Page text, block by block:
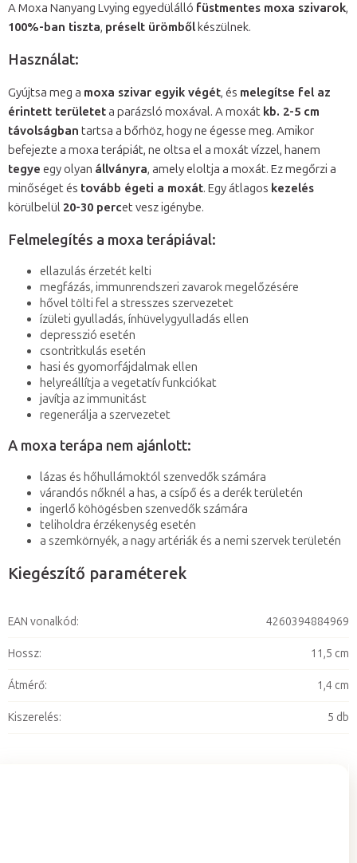
A Moxa Nanyang Lvying egyedülálló füstmentes moxa szivarok,
100%-ban tiszta, préselt ürömből készülnek.
Használat:
Gyújtsa meg a moxa szivar egyik végét, és melegítse fel az
érintett területeta parázsló moxával. A moxát kb. 2-5 cm
távolságban tartsa a bőrhöz, hogy ne égesse meg. Amikor
befejezte a moxa terápiát, ne oltsa el a moxát vízzel, hanem
tegye egy olyan állványra, amely eloltja a moxát. Ez megőrzi a
minőséget és tovább égeti a moxát. Egy átlagos kezelés
körülbelül 20-30 percet vesz igénybe.
Felmelegítés a moxa terápiával:
ellazulás érzetét kelti
megfázás, immunrendszeri zavarok megelőzésére
hővel tölti fel a stresszes szervezetet
ízületi gyulladás, ínhüvelygyulladás ellen
depresszió esetén
csontritkulás esetén
hasi és gyomorfájdalmak ellen
helyreállítja a vegetatív funkciókat
javítja az immunitást
regenerálja a szervezetet
A moxa terápa nem ajánlott:
lázas és hőhullámoktól szenvedők számára
várandós nőknél a has, a csípő és a derék területén
ingerlő köhögésben szenvedők számára
teliholdra érzékenység esetén
a szemkörnyék, a nagy artériák és a nemi szervek területén
Kiegészítő paraméterek
EAN vonalkód: 4260394884969
Hossz: 11,5 cm
Átmérő: 1,4 cm
Kiszerelés: 5 db